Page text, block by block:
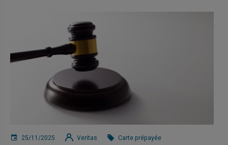
25/11/2025 Veritas Carte prépayée